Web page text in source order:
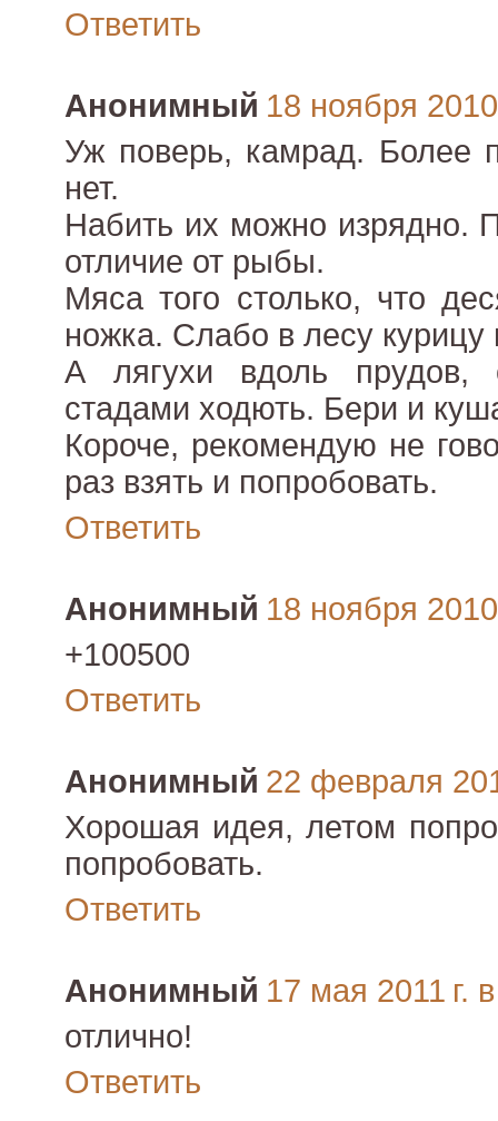
Ответить
Анонимный 18 ноября
Уж поверь, камрад. Более
нет.
Набить их можно изрядно.
отличие от рыбы.
Мяса того столько, что
ножка. Слабо в лесу курицу
А лягухи вдоль прудов,
стадами ходють. Бери и
Короче, рекомендую не
раз взять и попробовать.
Ответить
Анонимный 18 ноября
+100500
Ответить
Анонимный 22 февраля
Хорошая идея, летом
попробовать.
Ответить
Анонимный 17 мая 2011 г.
отлично!
Ответить